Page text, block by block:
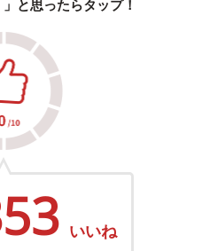
と思ったらタップ！
いいね